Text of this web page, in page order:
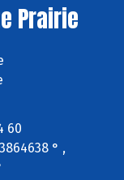
Prairie
60
° ,